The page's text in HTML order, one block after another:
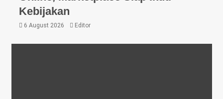
Kebijakan
6 August 2026 Editor